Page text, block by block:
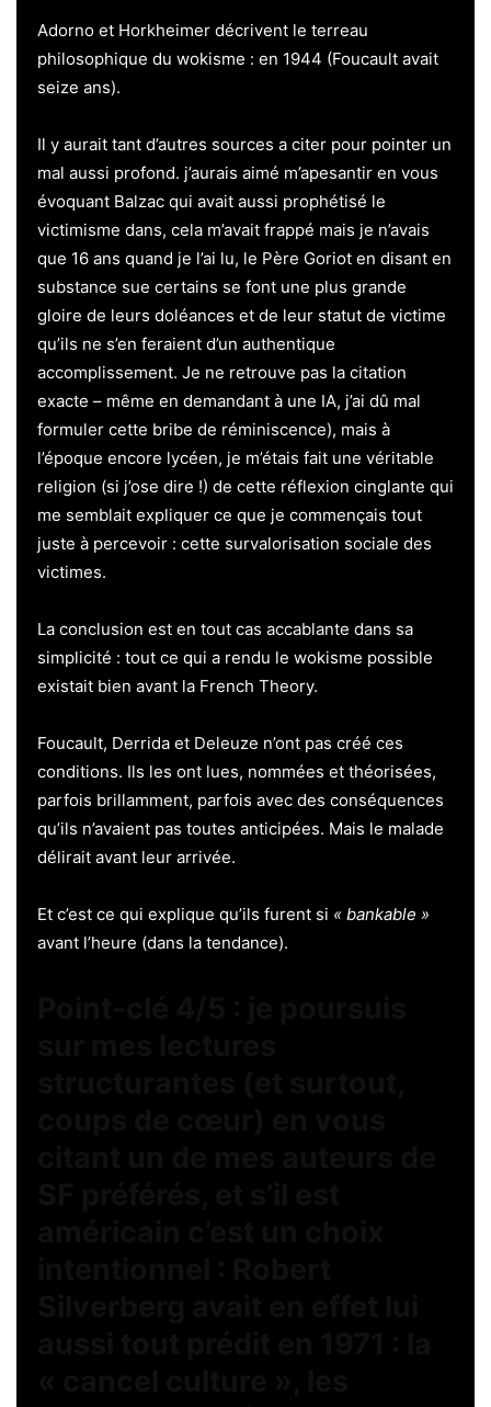
Adorno et Horkheimer décrivent le terreau
philosophique du wokisme : en 1944 (Foucault avait
seize ans).
Il y aurait tant d’autres sources a citer pour pointer un
mal aussi profond. j’aurais aimé m’apesantir en vous
évoquant Balzac qui avait aussi prophétisé le
victimisme dans, cela m’avait frappé mais je n’avais
que 16 ans quand je l’ai lu, le Père Goriot en disant en
substance sue certains se font une plus grande
gloire de leurs doléances et de leur statut de victime
qu’ils ne s’en feraient d’un authentique
accomplissement. Je ne retrouve pas la citation
exacte – même en demandant à une IA, j’ai dû mal
formuler cette bribe de réminiscence), mais à
l’époque encore lycéen, je m’étais fait une véritable
religion (si j’ose dire !) de cette réflexion cinglante qui
me semblait expliquer ce que je commençais tout
juste à percevoir : cette survalorisation sociale des
victimes.
La conclusion est en tout cas accablante dans sa
simplicité : tout ce qui a rendu le wokisme possible
existait bien avant la French Theory.
Foucault, Derrida et Deleuze n’ont pas créé ces
conditions. Ils les ont lues, nommées et théorisées,
parfois brillamment, parfois avec des conséquences
qu’ils n’avaient pas toutes anticipées. Mais le malade
délirait avant leur arrivée.
Et c’est ce qui explique qu’ils furent si « bankable »
avant l’heure (dans la tendance).